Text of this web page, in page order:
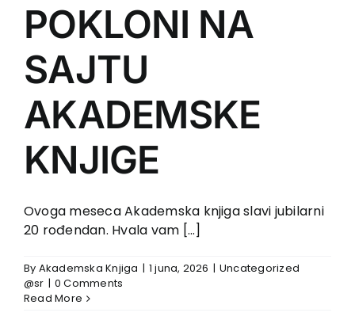
POKLONI NA
SAJTU
AKADEMSKE
KNJIGE
Ovoga meseca Akademska knjiga slavi jubilarni
20 rođendan. Hvala vam [...]
By Akademska Knjiga | 1 juna, 2026 | Uncategorized
@sr | 0 Comments
Read More